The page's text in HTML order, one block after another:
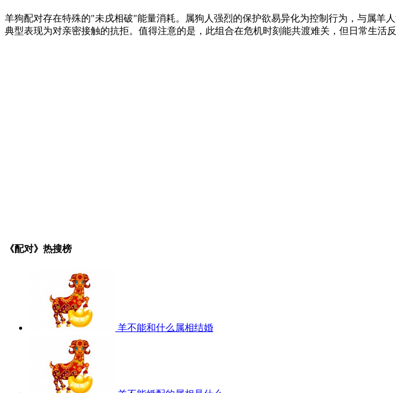
羊狗配对存在特殊的"未戌相破"能量消耗。属狗人强烈的保护欲易异化为控制行为，与属羊
典型表现为对亲密接触的抗拒。值得注意的是，此组合在危机时刻能共渡难关，但日常生活
《配对》热搜榜
羊不能和什么属相结婚